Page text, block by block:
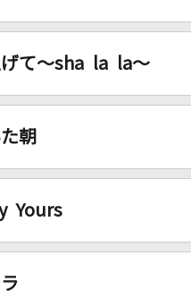
げて～sha la la～
朝
Yours